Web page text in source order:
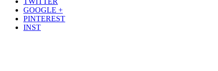
GOOGLE +
PINTEREST
INST